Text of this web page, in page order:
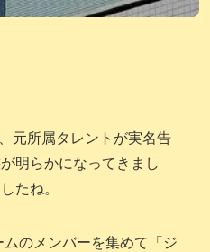
元所属タレントが実名告
明らかになってきまし
たね。
のメンバーを集めて「ジ